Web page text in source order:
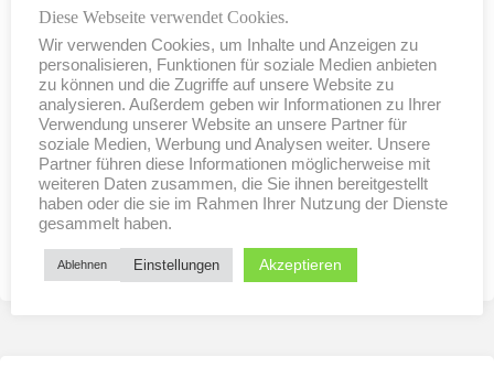
geprägt davon Lösungen für und mit Kunden zu entwickeln.
Mit modernsten Fensterbaumaschinen werden heute qualitativ
hochwertigste, individuelle Bauelemente gefertigt, die allen
Belangen des Wärme- , Schall- und Einbruchschutzes
entsprechen.
Funktionale Belange verbunden mit individuellen ästhetischen
Ansprüchen unserer Kunden machen die Einzigartigkeit
unserer Produkte aus.
Diese Webseite verwendet Cookies.
Wir verwenden Cookies, um Inhalte und Anzeigen zu
personalisieren, Funktionen für soziale Medien anbieten
zu können und die Zugriffe auf unsere Website zu
analysieren. Außerdem geben wir Informationen zu Ihrer
Verwendung unserer Website an unsere Partner für
soziale Medien, Werbung und Analysen weiter. Unsere
Partner führen diese Informationen möglicherweise mit
weiteren Daten zusammen, die Sie ihnen bereitgestellt
haben oder die sie im Rahmen Ihrer Nutzung der Dienste
gesammelt haben.
Ablehnen Einstellungen Akzeptieren